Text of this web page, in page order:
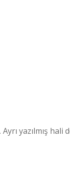
yazılmış